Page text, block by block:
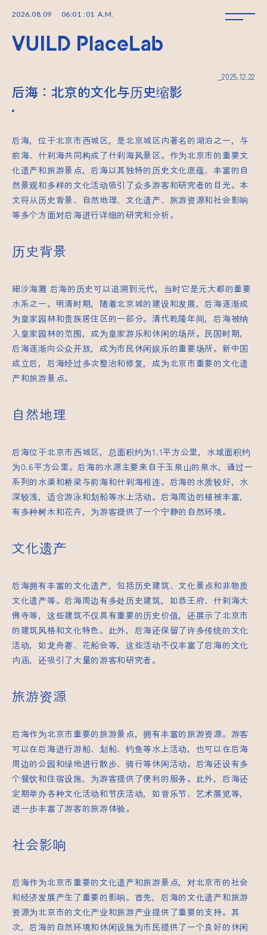
2026.08.09 06:01 :01 A.M.
_2025.12.22
后海：北京的文化与历史缩影
后海，位于北京市西城区，是北京城区内著名的湖泊之一，与
前海、什刹海共同构成了什刹海风景区。作为北京市的重要文
化遗产和旅游景点，后海以其独特的历史文化底蕴、丰富的自
然景观和多样的文化活动吸引了众多游客和研究者的目光。本
文将从历史背景、自然地理、文化遗产、旅游资源和社会影响
等多个方面对后海进行详细的研究和分析。
历史背景
細沙海灘 后海的历史可以追溯到元代，当时它是元大都的重要
水系之一。明清时期，随着北京城的建设和发展，后海逐渐成
为皇家园林和贵族居住区的一部分。清代乾隆年间，后海被纳
入皇家园林的范围，成为皇家游乐和休闲的场所。民国时期，
后海逐渐向公众开放，成为市民休闲娱乐的重要场所。新中国
成立后，后海经过多次整治和修复，成为北京市重要的文化遗
产和旅游景点。
自然地理
后海位于北京市西城区，总面积约为1.1平方公里，水域面积约
为0.6平方公里。后海的水源主要来自于玉泉山的泉水，通过一
系列的水渠和桥梁与前海和什刹海相连。后海的水质较好，水
深较浅，适合游泳和划船等水上活动。后海周边的植被丰富，
有多种树木和花卉，为游客提供了一个宁静的自然环境。
文化遗产
后海拥有丰富的文化遗产，包括历史建筑、文化景点和非物质
文化遗产等。后海周边有多处历史建筑，如恭王府、什刹海大
佛寺等，这些建筑不仅具有重要的历史价值，还展示了北京市
的建筑风格和文化特色。此外，后海还保留了许多传统的文化
活动，如龙舟赛、花船会等，这些活动不仅丰富了后海的文化
内涵，还吸引了大量的游客和研究者。
旅游资源
后海作为北京市重要的旅游景点，拥有丰富的旅游资源。游客
可以在后海进行游船、划船、钓鱼等水上活动，也可以在后海
周边的公园和绿地进行散步、骑行等休闲活动。后海还设有多
个餐饮和住宿设施，为游客提供了便利的服务。此外，后海还
定期举办各种文化活动和节庆活动，如音乐节、艺术展览等，
进一步丰富了游客的旅游体验。
社会影响
后海作为北京市重要的文化遗产和旅游景点，对北京市的社会
和经济发展产生了重要的影响。首先，后海的文化遗产和旅游
资源为北京市的文化产业和旅游产业提供了重要的支持。其
次，后海的自然环境和休闲设施为市民提供了一个良好的休闲